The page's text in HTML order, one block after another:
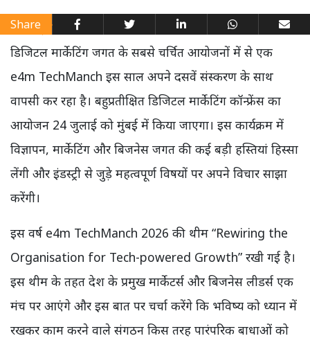
Share
डिजिटल मार्केटिंग जगत के सबसे चर्चित आयोजनों में से एक
e4m TechManch इस साल अपने दसवें संस्करण के साथ
वापसी कर रहा है। बहुप्रतीक्षित डिजिटल मार्केटिंग कॉन्फ्रेंस का
आयोजन 24 जुलाई को मुंबई में किया जाएगा। इस कार्यक्रम में
विज्ञापन, मार्केटिंग और बिजनेस जगत की कई बड़ी हस्तियां हिस्सा
लेंगी और इंडस्ट्री से जुड़े महत्वपूर्ण विषयों पर अपने विचार साझा
करेंगी।
इस वर्ष e4m TechManch 2026 की थीम “Rewiring the
Organisation for Tech-powered Growth” रखी गई है।
इस थीम के तहत देश के प्रमुख मार्केटर्स और बिजनेस लीडर्स एक
मंच पर आएंगे और इस बात पर चर्चा करेंगे कि भविष्य को ध्यान में
रखकर काम करने वाले संगठन किस तरह पारंपरिक बाधाओं को